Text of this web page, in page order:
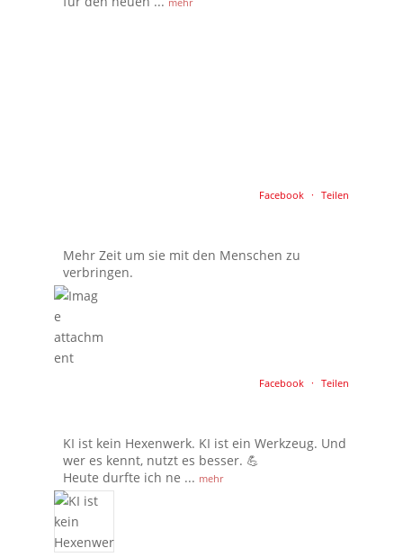
Facebook · Teilen
Mehr Zeit um sie mit den Menschen zu
verbringen.
Facebook · Teilen
KI ist kein Hexenwerk. KI ist ein Werkzeug. Und
wer es kennt, nutzt es besser. 💪
Heute durfte ich ne ... mehr